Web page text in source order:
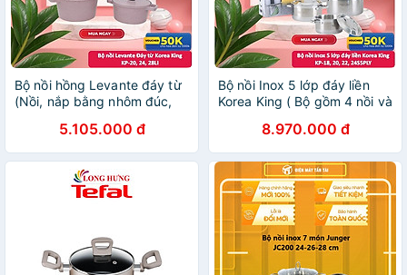
Bộ nồi hồng Levante đáy từ
(Nồi, nắp bằng nhôm đúc,
Ceramic, Ø20cm,
24cm,28cm)
5.105.000 đ
Bộ nồi Inox 5 lớp đáy liền
Korea King ( Bộ gồm 4 nồi và
18, 20, 22, 24cm)-Hàng
chính hãng
8.970.000 đ